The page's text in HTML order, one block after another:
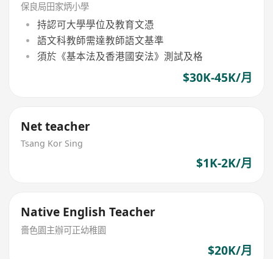
保良局田家炳小學
持認可大學學位及教育文憑
語文科教師需達教師語文基準
須於《基本法及香港國安法》測試及格
$30K-45K/月
Net teacher
Tsang Kor Sing
$1K-2K/月
Native English Teacher
嗇色園主辦可正幼稚園
$20K/月